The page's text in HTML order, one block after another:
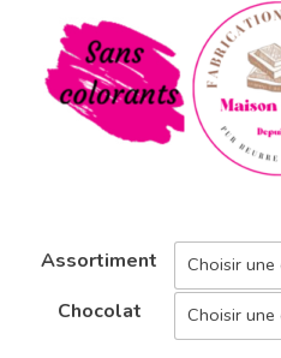
Assortiment
Chocolat